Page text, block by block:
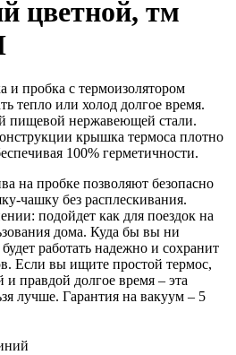
цветной, тм
и пробка с термоизолятором
тепло или холод долгое время.
пищевой нержавеющей стали.
крышка термоса плотно
100% герметичности.
на пробке позволяют безопасно
чашку без расплескивания.
подойдет как для поездок на
дома. Куда бы вы ни
работать надежно и сохранит
Если вы ищите простой термос,
правдой долгое время – эта
лучше. Гарантия на вакуум – 5